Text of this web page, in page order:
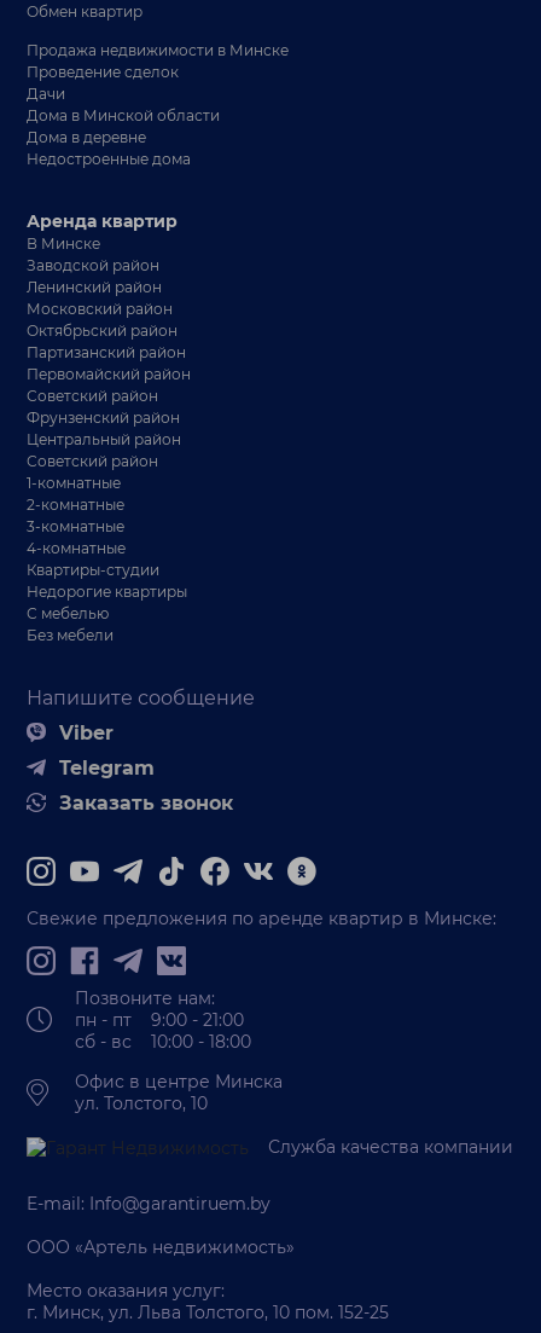
Обмен квартир
Продажа недвижимости в Минске
Проведение сделок
Дачи
Дома в Минской области
Дома в деревне
Недостроенные дома
Напишите сообщение
Viber
Telegram
Заказать звонок
Аренда квартир
В Минске
Заводской район
Ленинский район
Московский район
Октябрьский район
Партизанский район
Первомайский район
Советский район
Фрунзенский район
Центральный район
Советский район
1-комнатные
2-комнатные
3-комнатные
4-комнатные
Квартиры-студии
Недорогие квартиры
С мебелью
Без мебели
Свежие предложения по аренде квартир в Минске:
Позвоните нам:
пн - пт 9:00 - 21:00
сб - вс 10:00 - 18:00
Офис в центре Минска
ул. Толстого, 10
Служба качества компании
E-mail: Info@garantiruem.by
ООО «Артель недвижимость»
Место оказания услуг:
г. Минск, ул. Льва Толстого, 10 пом. 152-25